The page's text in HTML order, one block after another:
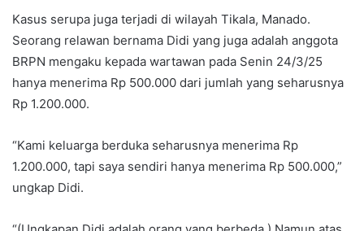
Kasus serupa juga terjadi di wilayah Tikala, Manado.
Seorang relawan bernama Didi yang juga adalah anggota
BRPN mengaku kepada wartawan pada Senin 24/3/25
hanya menerima Rp 500.000 dari jumlah yang seharusnya
Rp 1.200.000.
“Kami keluarga berduka seharusnya menerima Rp
1.200.000, tapi saya sendiri hanya menerima Rp 500.000,”
ungkap Didi.